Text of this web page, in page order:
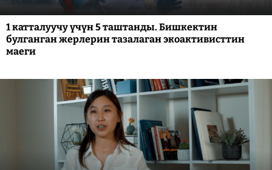
1 катталуучу үчүн 5 таштанды. Бишкектин
булганган жерлерин тазалаган экоактивисттин
маеги